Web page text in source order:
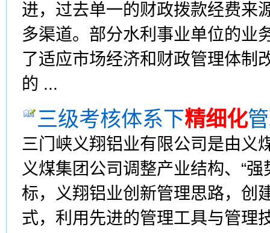
进，过去单一的财政拨款经费来
多渠道。部分水利事业单位的业
了适应市场经济和财政管理体制
的 ...
三级考核体系下精细化
三门峡义翔铝业有限公司是由义
义煤集团公司调整产业结构、“
标，义翔铝业创新管理思路，创
式，利用先进的管理工具与管理